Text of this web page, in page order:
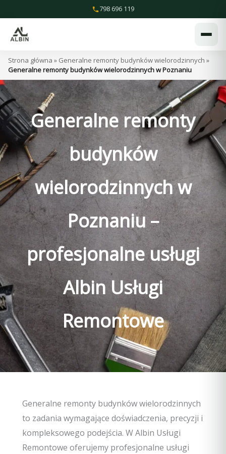
do
treści
798 696 119
Strona główna » Generalne remonty budynków wielorodzinnych »
Generalne remonty budynków wielorodzinnych w Poznaniu
Generalne remonty
budynków
wielorodzinnych w
Poznaniu –
profesjonalne usługi
Albin Usługi
Remontowe
Generalne remonty budynków wielorodzinnych
to zadania wymagające doświadczenia, precyzji i
kompleksowego podejścia. W Albin Usługi
Remontowe oferujemy profesjonalne usługi